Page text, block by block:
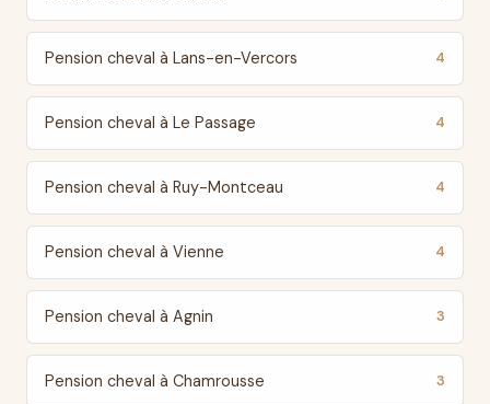
Pension cheval à Lans-en-Vercors 4
Pension cheval à Le Passage 4
Pension cheval à Ruy-Montceau 4
Pension cheval à Vienne 4
Pension cheval à Agnin 3
Pension cheval à Chamrousse 3